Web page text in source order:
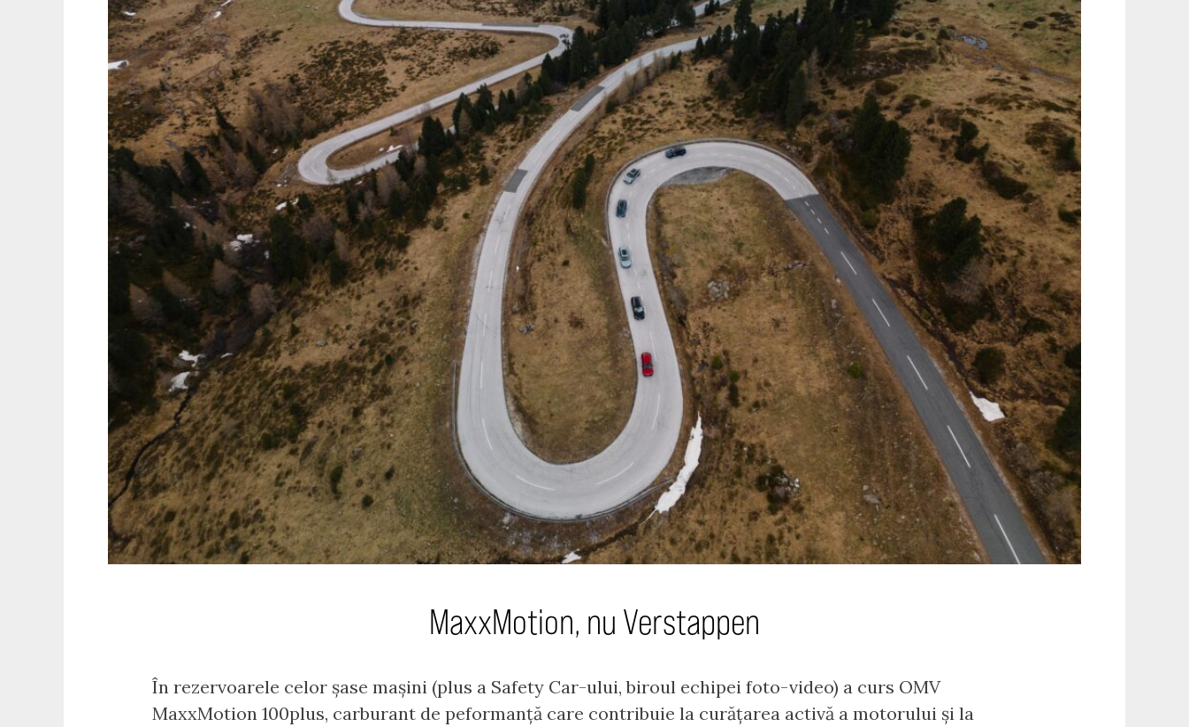
MaxxMotion, nu Verstappen
În rezervoarele celor șase mașini (plus a Safety Car-ului, biroul echipei foto-video) a curs OMV
MaxxMotion 100plus, carburant de peformanță care contribuie la curățarea activă a motorului și la